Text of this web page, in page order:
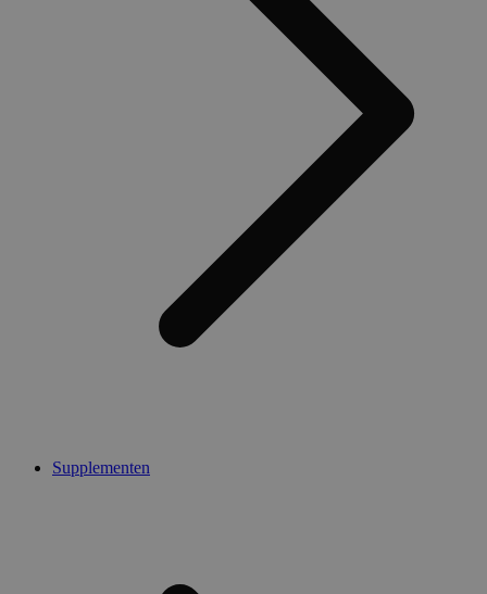
Supplementen